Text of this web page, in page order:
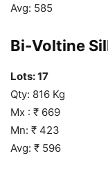
Avg: 585
Bi-Voltine
Lots: 17
Qty: 816 Kg
Mx : ₹ 669
Mn: ₹ 423
Avg: ₹ 596